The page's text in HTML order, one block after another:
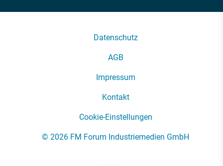
Datenschutz
AGB
Impressum
Kontakt
Cookie-Einstellungen
© 2026 FM Forum Industriemedien GmbH